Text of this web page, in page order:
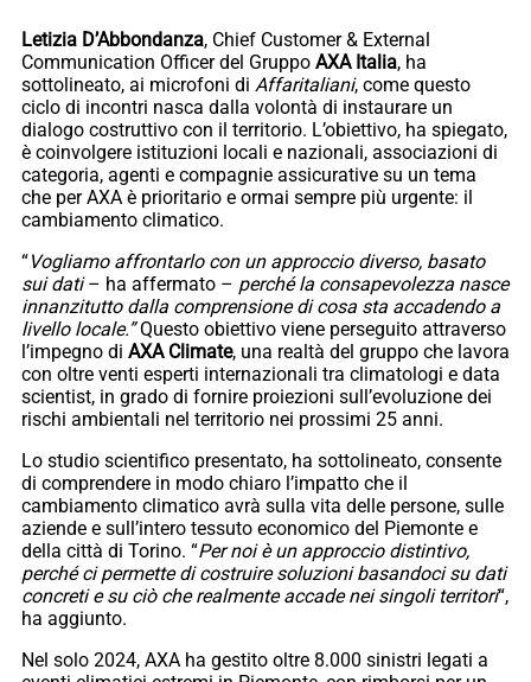
Letizia D’Abbondanza, Chief Customer & External
Communication Officer del Gruppo AXA Italia, ha
sottolineato, ai microfoni di Affaritaliani, come questo
ciclo di incontri nasca dalla volontà di instaurare un
dialogo costruttivo con il territorio. L’obiettivo, ha spiegato,
è coinvolgere istituzioni locali e nazionali, associazioni di
categoria, agenti e compagnie assicurative su un tema
che per AXA è prioritario e ormai sempre più urgente: il
cambiamento climatico.
“Vogliamo affrontarlo con un approccio diverso, basato
sui dati– ha affermato – perché la consapevolezza nasce
innanzitutto dalla comprensione di cosa sta accadendo a
livello locale.”Questo obiettivo viene perseguito attraverso
l’impegno di AXA Climate, una realtà del gruppo che lavora
con oltre venti esperti internazionali tra climatologi e data
scientist, in grado di fornire proiezioni sull’evoluzione dei
rischi ambientali nel territorio nei prossimi 25 anni.
Lo studio scientifico presentato, ha sottolineato, consente
di comprendere in modo chiaro l’impatto che il
cambiamento climatico avrà sulla vita delle persone, sulle
aziende e sull’intero tessuto economico del Piemonte e
della città di Torino. “Per noi è un approccio distintivo,
perché ci permette di costruire soluzioni basandoci su dati
concreti e su ciò che realmente accade nei singoli territori“,
ha aggiunto.
Nel solo 2024, AXA ha gestito oltre 8.000 sinistri legati a